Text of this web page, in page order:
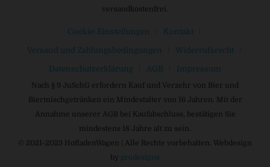
versandkostenfrei.
Cookie-Einstellungen Kontakt
Versand und Zahlungsbedingungen Widerrufsrecht
Datenschutzerklärung AGB Impressum
Nach § 9 JuSchG erfordern Kauf und Verzehr von Bier und
Biermischgetränken ein Mindestalter von 16 Jahren. Mit der
Annahme unserer AGB bei Kaufabschluss, bestätigen Sie
mindestens 18 Jahre alt zu sein.
© 2021-2023 HofladenWagen | Alle Rechte vorbehalten. Webdesign
by prodesigns